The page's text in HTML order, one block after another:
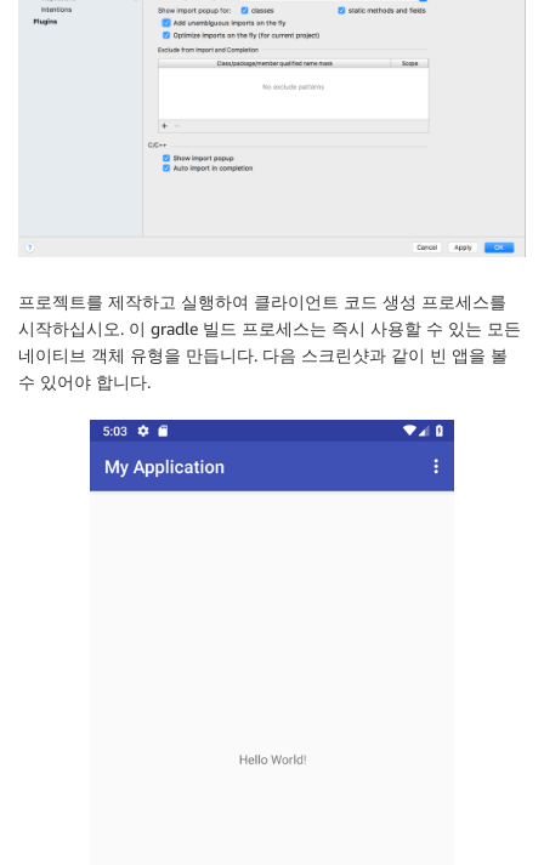
프로젝트를 제작하고 실행하여 클라이언트 코드 생성 프로세스를
시작하십시오. 이 gradle 빌드 프로세스는 즉시 사용할 수 있는 모든
네이티브 객체 유형을 만듭니다. 다음 스크린샷과 같이 빈 앱을 볼
수 있어야 합니다.